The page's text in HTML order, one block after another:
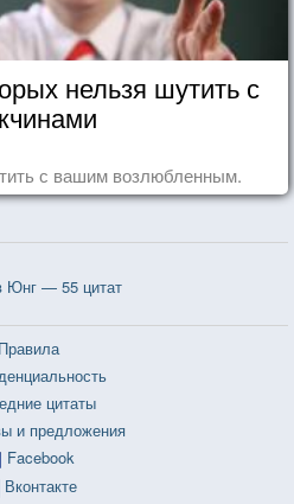
нельзя шутить с
с вашим возлюбленным.
— 55 цитат
Правила
цитаты
и предложения
Facebook
Вконтакте